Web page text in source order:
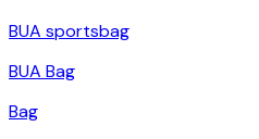
BUA sportsbag
BUA Bag
Bag